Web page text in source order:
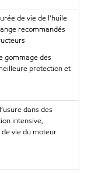
de vie de l’huile
recommandés
gommage des
protection et
dans des
intensive,
vie du moteur